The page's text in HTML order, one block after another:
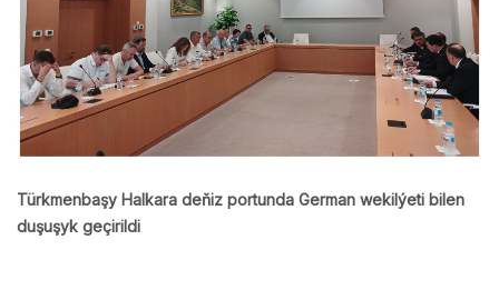
Türkmenbaşy Halkara deňiz portunda German wekilýeti bilen
duşuşyk geçirildi